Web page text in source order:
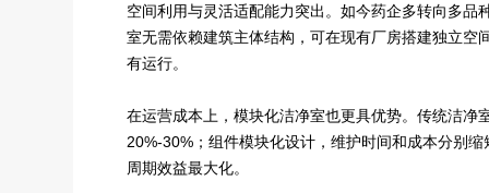
空间利用与灵活适配能力突出。如今药企多转向多
室无需依赖建筑主体结构，可在现有厂房搭建独立
有运行。
在运营成本上，模块化洁净室也更具优势。传统洁
20%-30%；组件模块化设计，维护时间和成本分别
周期效益最大化。